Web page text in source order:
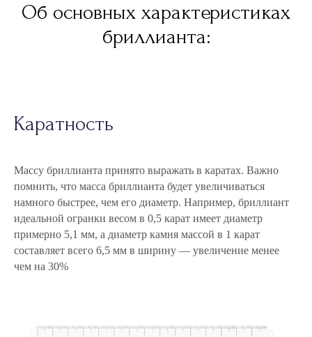
Об основных характеристиках
бриллианта:
Каратность